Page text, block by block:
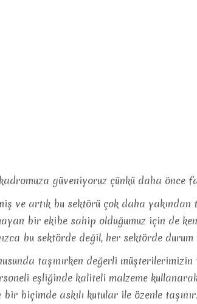
güveniyoruz çünkü daha önce
ve artık bu sektörü çok daha
bir ekibe sahip olduğumuz için de
bu sektörde değil, her sektörde
taşınırken değerli
eşliğinde kaliteli malzeme
biçimde askılı kutular ile özenle